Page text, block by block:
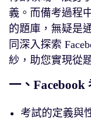
義。而備考過程
的題庫，無疑是
同深入探索
紗，助您實現從
一、Facebook
考試的定義與